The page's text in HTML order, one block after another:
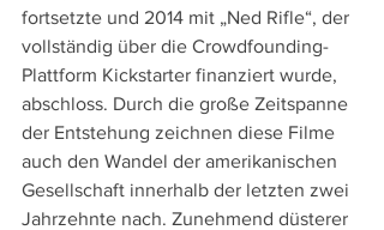
fortsetzte und 2014 mit „Ned Rifle“, der
vollständig über die Crowdfounding-
Plattform Kickstarter finanziert wurde,
abschloss. Durch die große Zeitspanne
der Entstehung zeichnen diese Filme
auch den Wandel der amerikanischen
Gesellschaft innerhalb der letzten zwei
Jahrzehnte nach. Zunehmend düsterer